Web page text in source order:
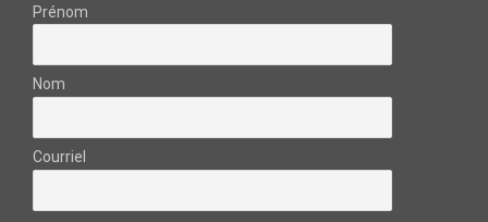
Prénom
Nom
Courriel